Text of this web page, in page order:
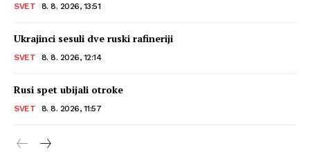
SVET 8. 8. 2026, 13:51
Ukrajinci sesuli dve ruski rafineriji
SVET 8. 8. 2026, 12:14
Rusi spet ubijali otroke
SVET 8. 8. 2026, 11:57